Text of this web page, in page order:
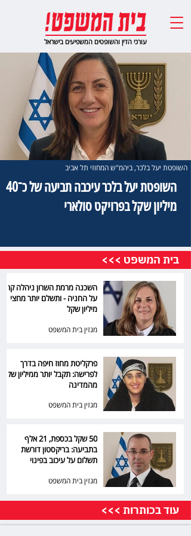
עורכי הדין והשופטים המשפיעים בישראל
השופטת יעל בלכר עיכבה תביעה של כ־40
מיליון שקל בפרויקט סולארי
השופטת יעל בלכר, ביהמ"ש המחוזי תל אביב
בית המשפט >>>
השכנה מרמת השרון ניהלה קרב
על החניה - ותשלם יותר מחצי
מיליון שקל
מגזין בית המשפט
פרקליטת מחוז חיפה בדרך
לפרישה: תקבל יותר ממיליון שקל
מהמדינה
מגזין בית המשפט
50 שקל בכספת, 21 אלף
בתביעה: בריקסטון דורשת
תשלום על עיכוב בפינוי
מגזין בית המשפט
עוד בכותרות >>>